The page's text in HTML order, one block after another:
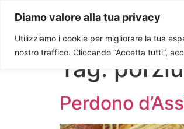
Diamo valore alla tua privacy
Utilizziamo i cookie per migliorare la tua
nostro traffico. Cliccando “Accetta tutti”,
Paolo Ondarza
Tag:
Perdono